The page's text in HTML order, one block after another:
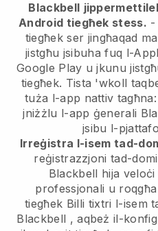
Blackbell
Android tiegħek stess. -
tiegħek ser jingħaqad
jistgħu jsibuha fuq l-
Google Play u jkunu
tiegħek. Tista 'wkoll
tuża l-app nattiv
jniżżlu l-app ġenerali
jsibu l-
Irreġistra l-isem tad-
reġistrazzjoni tad-
Blackbell hija
professjonali u
tiegħek Billi tixtri l-isem
Blackbell , aqbeż il-